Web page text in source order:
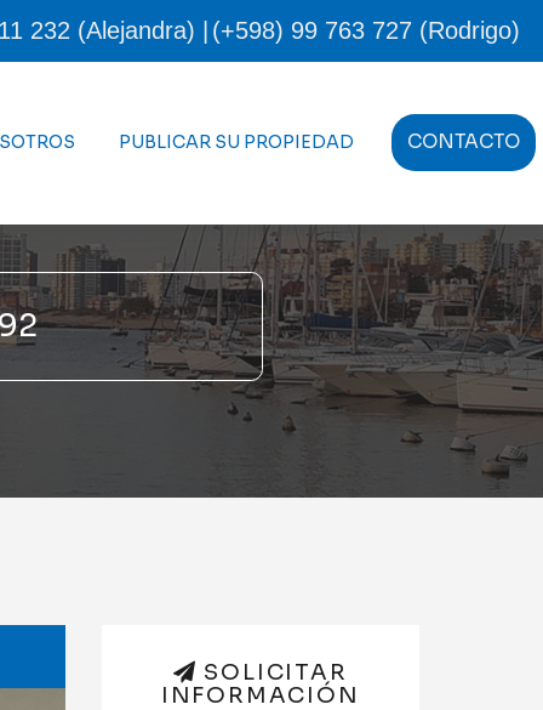
232 (Alejandra) | (+598) 99 763 727 (Rodrigo)
PUBLICAR SU PROPIEDAD CONTACTO
SOLICITAR
INFORMACIÓN